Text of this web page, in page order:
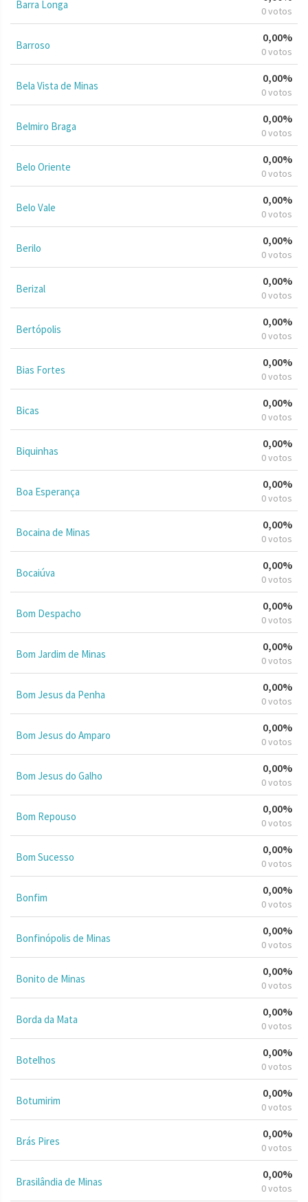
Barra Longa 0 votos
Barroso
0,00%
0 votos
Bela Vista de Minas
0,00%
0 votos
Belmiro Braga
0,00%
0 votos
Belo Oriente
0,00%
0 votos
Belo Vale
0,00%
0 votos
Berilo
0,00%
0 votos
Berizal
0,00%
0 votos
Bertópolis
0,00%
0 votos
Bias Fortes
0,00%
0 votos
Bicas
0,00%
0 votos
Biquinhas
0,00%
0 votos
Boa Esperança
0,00%
0 votos
Bocaina de Minas
0,00%
0 votos
Bocaiúva
0,00%
0 votos
Bom Despacho
0,00%
0 votos
Bom Jardim de Minas
0,00%
0 votos
Bom Jesus da Penha
0,00%
0 votos
Bom Jesus do Amparo
0,00%
0 votos
Bom Jesus do Galho
0,00%
0 votos
Bom Repouso
0,00%
0 votos
Bom Sucesso
0,00%
0 votos
Bonfim
0,00%
0 votos
Bonfinópolis de Minas
0,00%
0 votos
Bonito de Minas
0,00%
0 votos
Borda da Mata
0,00%
0 votos
Botelhos
0,00%
0 votos
Botumirim
0,00%
0 votos
Brás Pires
0,00%
0 votos
Brasilândia de Minas
0,00%
0 votos